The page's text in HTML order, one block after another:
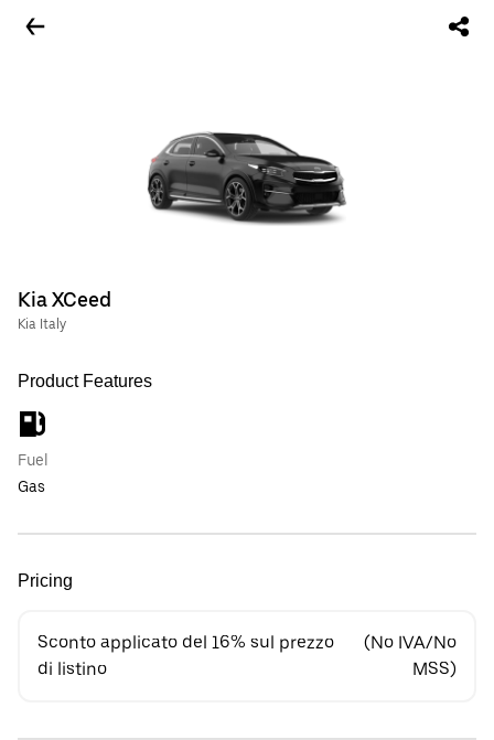
Kia XCeed
Kia Italy
Product Features
Fuel
Gas
Pricing
Sconto applicato del 16% sul prezzo
di listino
(No IVA/No
MSS)